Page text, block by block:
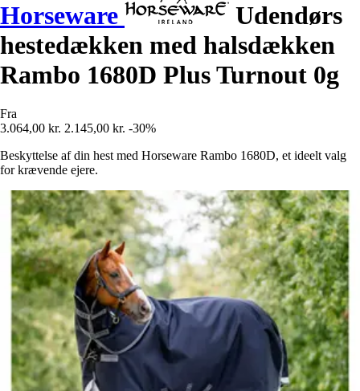
Horseware
Udendørs
hestedækken med halsdækken
Rambo 1680D Plus Turnout 0g
Fra
3.064,00 kr. 2.145,00 kr. -30%
Beskyttelse af din hest med Horseware Rambo 1680D, et ideelt valg
for krævende ejere.